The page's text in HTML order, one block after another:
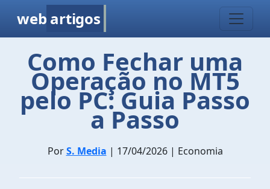
web artigos
Como Fechar uma
Operação no MT5
pelo PC: Guia Passo
a Passo
PorS. Media | 17/04/2026 | Economia